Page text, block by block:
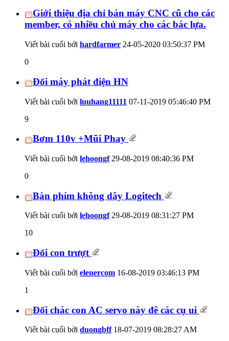
Giới thiệu địa chỉ bán máy CNC cũ cho các
member, có nhiều chủ máy cho các bác lựa.
Viết bài cuối bởi hardfarmer 24-05-2020 03:50:37 PM
0
Đổi máy phát điện HN
Viết bài cuối bởi luuhang11111 07-11-2019 05:46:40 PM
9
Bơm 110v +Mũi Phay
Viết bài cuối bởi lehoongf29-08-2019 08:40:36 PM
0
Bàn phím không dây Logitech
Viết bài cuối bởi lehoongf29-08-2019 08:31:27 PM
10
Đổi con trượt
Viết bài cuối bởi elenercom 16-08-2019 03:46:13 PM
1
Đổi chác con AC servo này đê các cụ ui
Viết bài cuối bởi duongbff18-07-2019 08:28:27 AM